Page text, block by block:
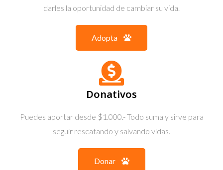
darles la oportunidad de cambiar su vida.
Adopta
Donativos
Puedes aportar desde $1.000.- Todo suma y sirve para
seguir rescatando y salvando vidas.
Donar